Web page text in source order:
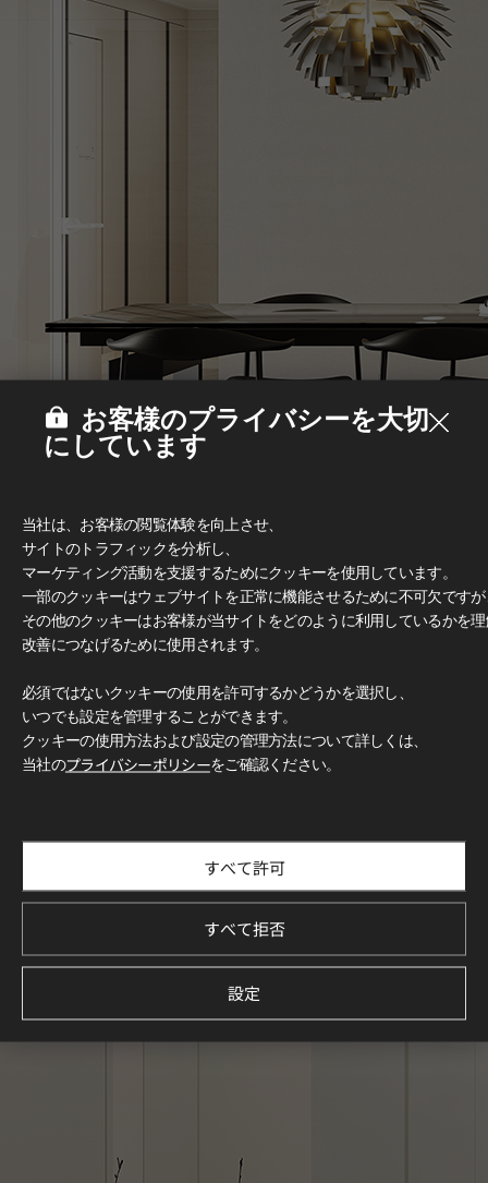
#家具
お客様のプライバシーを大切
にしています
当社は、お客様の閲覧体験を向上させ、
サイトのトラフィックを分析し、
マーケティング活動を支援するためにクッキーを使用しています。
一部のクッキーはウェブサイトを正常に機能させるために不可欠です
その他のクッキーはお客様が当サイトをどのように利用しているかを
改善につなげるために使用されます。
必須ではないクッキーの使用を許可するかどうかを選択し、
いつでも設定を管理することができます。
クッキーの使用方法および設定の管理方法について詳しくは、
当社のプライバシーポリシーをご確認ください。
すべて許可
すべて拒否
設定